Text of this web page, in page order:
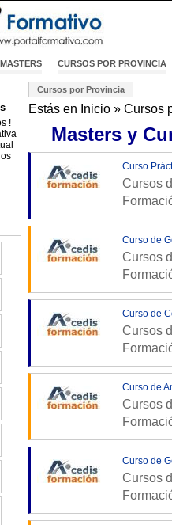
CURSOS POR PROVINCIA
!
Cursos por Provincia
Estás en Inicio » Cursos
Masters y
Curso
Cursos
Curso de
Cursos
Curso de
Cursos
Curso de
Cursos
Curso de
Cursos